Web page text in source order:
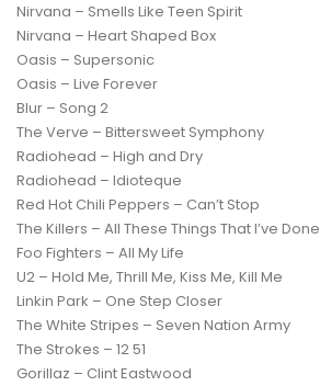
Nirvana – Smells Like Teen Spirit
Nirvana – Heart Shaped Box
Oasis – Supersonic
Oasis – Live Forever
Blur – Song 2
The Verve – Bittersweet Symphony
Radiohead – High and Dry
Radiohead – Idioteque
Red Hot Chili Peppers – Can’t Stop
The Killers – All These Things That I’ve Done
Foo Fighters – All My Life
U2 – Hold Me, Thrill Me, Kiss Me, Kill Me
Linkin Park – One Step Closer
The White Stripes – Seven Nation Army
The Strokes – 12 51
Gorillaz – Clint Eastwood